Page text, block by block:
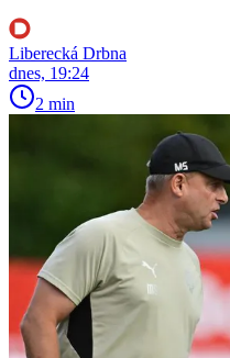
Liberecká Drbna
dnes, 19:24
2 min